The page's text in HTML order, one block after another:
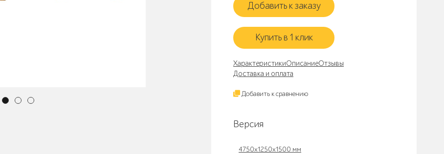
Добавить к заказу
Купить в 1 клик
ХарактеристикиОписаниеОтзывы
Доставка и оплата
Добавить к сравнению
Версия
4750x1250x1500 мм